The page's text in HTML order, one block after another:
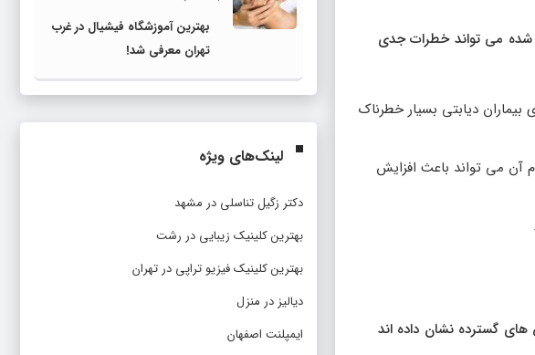
شده می‌ تواند خطرات جدی
برای بیماران دیابتی بسیار خطرناک
است و مصرف مداوم آن می‌ تواند باعث افزایش
گسترده نشان داده‌ اند
بهترین آموزشگاه فیشیال در غرب
تهران معرفی شد!
لینک‌های ویژه
دکتر زگیل تناسلی در مشهد
بهترین کلینیک زیبایی در رشت
بهترین کلینیک فیزیو تراپی در تهران
دیالیز در منزل
ایمپلنت اصفهان